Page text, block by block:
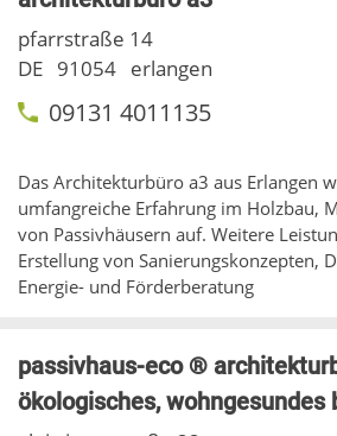
pfarrstraße 14
DE 91054 erlangen
09131 4011135
Das Architekturbüro a3 aus Erlangen
umfangreiche Erfahrung im Holzbau,
von Passivhäusern auf. Weitere
Erstellung von Sanierungskonzepten,
Energie- und Förderberatung
passivhaus-eco ®
ökologisches, wohngesundes